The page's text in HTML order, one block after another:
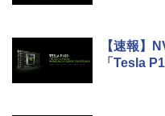
【速報】
「Tesla